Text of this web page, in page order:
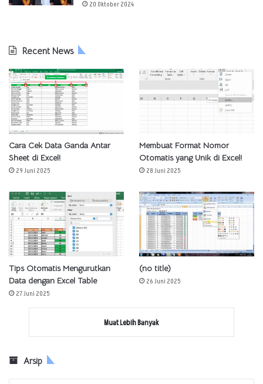
20 Oktober 2024
Recent News
Cara Cek Data Ganda Antar
Sheet di Excel!
29 Juni 2025
Membuat Format Nomor
Otomatis yang Unik di Excel!
28 Juni 2025
Tips Otomatis Mengurutkan
Data dengan Excel Table
27 Juni 2025
(no title)
26 Juni 2025
Muat Lebih Banyak
Arsip